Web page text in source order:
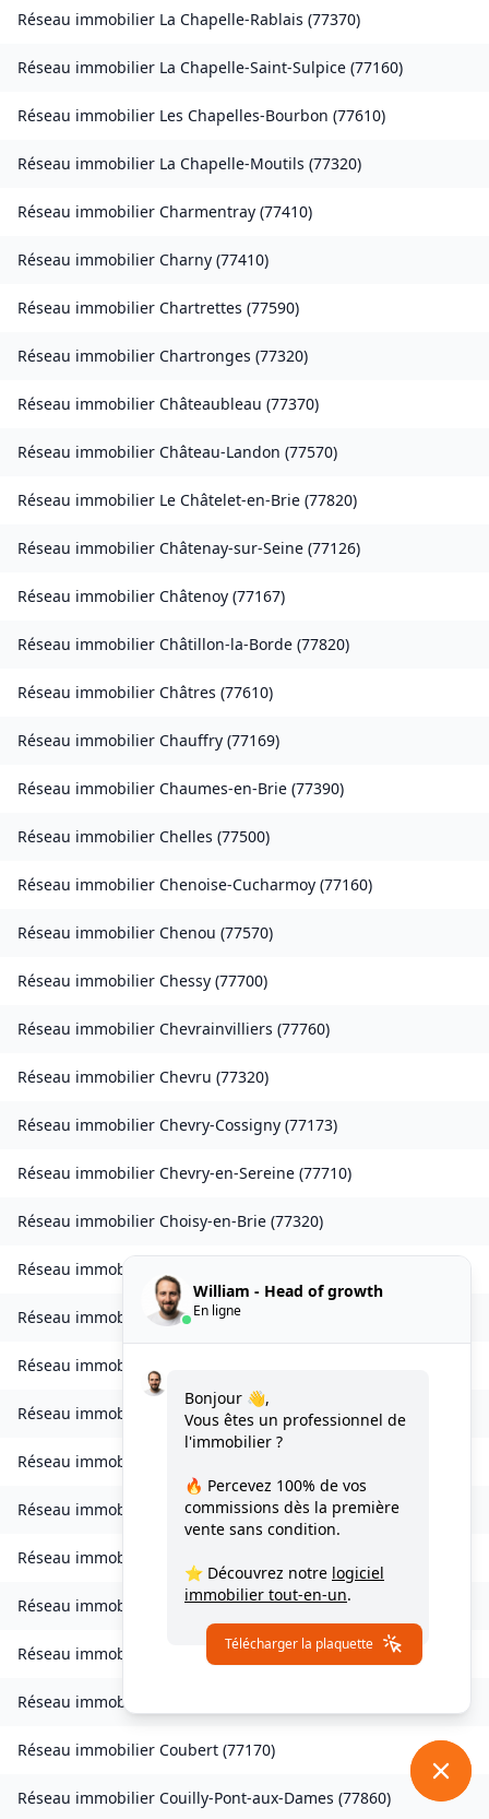
Réseau immobilier La Chapelle-Rablais (77370)
Réseau immobilier La Chapelle-Saint-Sulpice (77160)
Réseau immobilier Les Chapelles-Bourbon (77610)
Réseau immobilier La Chapelle-Moutils (77320)
Réseau immobilier Charmentray (77410)
Réseau immobilier Charny (77410)
Réseau immobilier Chartrettes (77590)
Réseau immobilier Chartronges (77320)
Réseau immobilier Châteaubleau (77370)
Réseau immobilier Château-Landon (77570)
Réseau immobilier Le Châtelet-en-Brie (77820)
Réseau immobilier Châtenay-sur-Seine (77126)
Réseau immobilier Châtenoy (77167)
Réseau immobilier Châtillon-la-Borde (77820)
Réseau immobilier Châtres (77610)
Réseau immobilier Chauffry (77169)
Réseau immobilier Chaumes-en-Brie (77390)
Réseau immobilier Chelles (77500)
Réseau immobilier Chenoise-Cucharmoy (77160)
Réseau immobilier Chenou (77570)
Réseau immobilier Chessy (77700)
Réseau immobilier Chevrainvilliers (77760)
Réseau immobilier Chevru (77320)
Réseau immobilier Chevry-Cossigny (77173)
Réseau immobilier Chevry-en-Sereine (77710)
Réseau immobilier Choisy-en-Brie (77320)
Réseau immobilier
Réseau immobilierClaye-Souilly
Réseau immobilier
Réseau immobilier Cocherel (77440)
Réseau immobilier
Réseau immobilier Combs-la-Ville(77380)
Réseau immobilier
Réseau immobilier Conches-sur-Gondoire(77600
Réseau immobilier Condé-Sainte-Libiaire(77450)
Réseau immobilier
Réseau immobilier Coubert (77170)
Réseau immobilier Couilly-Pont-aux-Dames (77860)
William - Head of growth
En ligne
Bonjour 👋,
Vous êtes un professionnel de
l'immobilier ?
🔥 Percevez 100% de vos
commissions dès la première
vente sans condition.
⭐ Découvrez notre logiciel
immobilier tout-en-un.
Télécharger la plaquette